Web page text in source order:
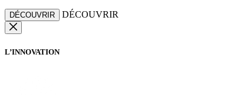
DÉCOUVRIR DÉCOUVRIR
L’INNOVATION